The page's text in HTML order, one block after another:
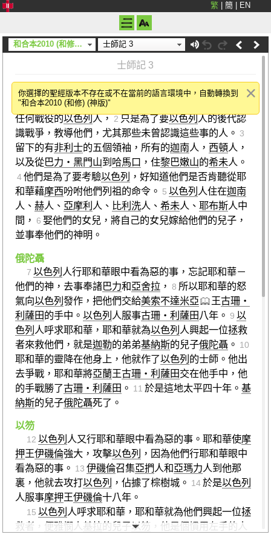
繁 簡 EN
和合本2010 (和修) (神版) 士師記 3
士師記 3
留下來的國家
1耶和華留下這些國家，為要考驗所有未曾經歷
任何戰役的以色列人，2 只是為了要以色列人的後代認
識戰爭，教導他們，尤其那些未曾認識這些事的人。 3
留下的有非利士的五個領袖，所有的迦南人， 西頓人，
以及從巴力‧黑門山到 哈馬口 ，住黎巴嫩山的希未人。
4他們是為了要考驗以色列
，好知道他們是否肯聽從耶
和華藉摩西吩咐他們列祖的命令。 5 以色列 人住在迦南
人、赫人、 亞摩利 人、 比利洗人、希未人、耶布斯人中
間，
6 娶他們的女兒，將自己的女兒嫁給他們的兒子，
並事奉他們的神明。
俄陀聶
7 以色列 人行耶和華眼中看為惡的事，忘記耶和華－
他們的神，去事奉諸巴力和亞舍拉 ， 8 所以耶和華的怒
氣向以色列發作，把他們交給美索不達米亞 王古珊‧
利薩田的手中。 以色列 人服事古珊‧利薩田 八年。 9 以
色列 人呼求耶和華，耶和華就為以色列 人興起一位拯救
者來救他們，就是迦勒的弟弟基納斯的兒子俄陀聶 。 10
耶和華的靈降在他身上，他就作了以色列 的士師。他出
去爭戰，耶和華將亞蘭王古珊‧利薩田交在他手中，他
的手戰勝了古珊‧利薩田 。 11 於是這地太平四十年。 基
納斯的兒子俄陀聶死了。
以笏
12 以色列 人又行耶和華眼中看為惡的事。耶和華使摩
押王伊磯倫強大，攻擊以色列
，因為他們行耶和華眼中
看為惡的事。 13 伊磯倫召集亞捫 人和亞瑪力人到他那
裏，他就去攻打以色列 ，佔據了棕樹城。 14於是以色列
人服事摩押王伊磯倫十八年。
15 以色列 人呼求耶和華，耶和華就為他們興起一位拯
救者， 便雅憫 人 基拉的兒子以笏 ，他是個慣用左手的人
你選擇的聖經版本不存在或不在當前的語言環境中，自動轉換到
"和合本2010 (和修) (神版)"